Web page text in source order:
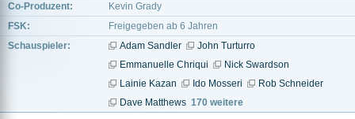
Co-Produzent:
Kevin Grady
FSK:
Freigegeben ab 6 Jahren
Schauspieler:
Adam Sandler
John Turturro
Emmanuelle Chriqui
Nick Swardson
Lainie Kazan
Ido Mosseri
Rob Schneider
Dave Matthews 170 weitere